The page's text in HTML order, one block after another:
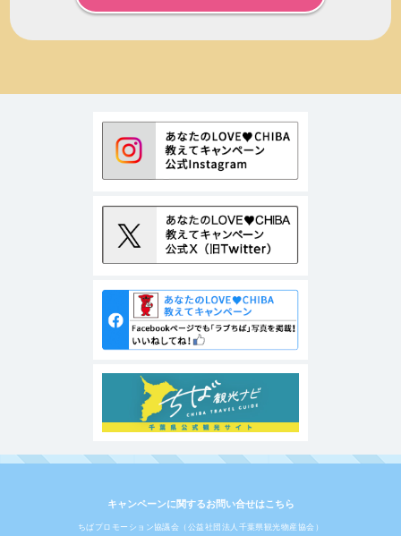
キャンペーンに関するお問い合せはこちら
ちばプロモーション協議会（公益社団法人千葉県観光物産協会）